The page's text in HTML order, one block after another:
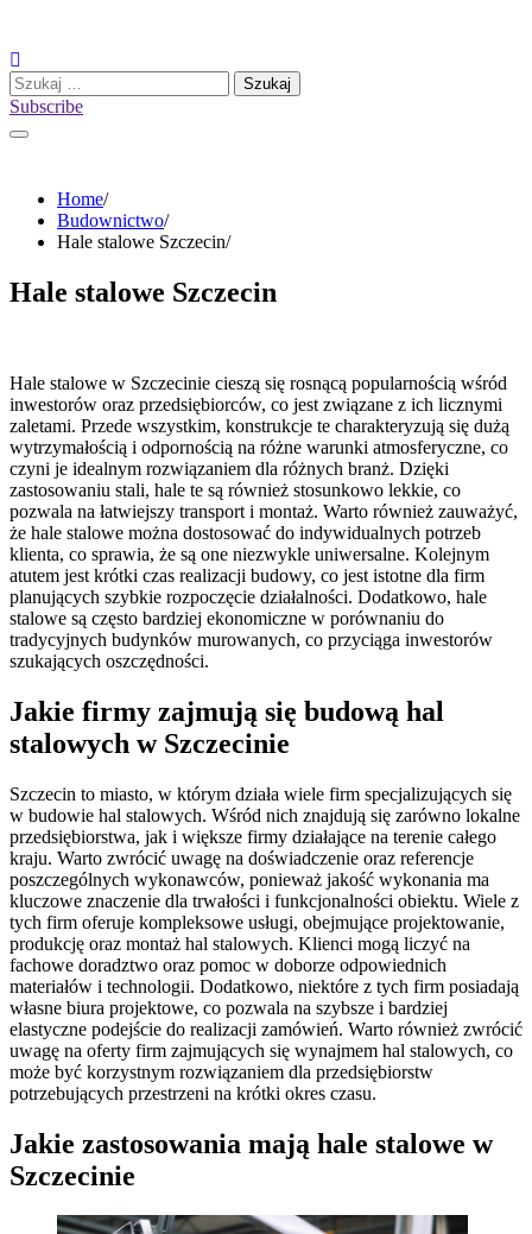
content
Szukaj:
Subscribe
Home
Budownictwo
Hale stalowe Szczecin
Hale stalowe Szczecin
Hale stalowe w Szczecinie cieszą się rosnącą popularnością wśród
inwestorów oraz przedsiębiorców, co jest związane z ich licznymi
zaletami. Przede wszystkim, konstrukcje te charakteryzują się dużą
wytrzymałością i odpornością na różne warunki atmosferyczne, co
czyni je idealnym rozwiązaniem dla różnych branż. Dzięki
zastosowaniu stali, hale te są również stosunkowo lekkie, co
pozwala na łatwiejszy transport i montaż. Warto również zauważyć,
że hale stalowe można dostosować do indywidualnych potrzeb
klienta, co sprawia, że są one niezwykle uniwersalne. Kolejnym
atutem jest krótki czas realizacji budowy, co jest istotne dla firm
planujących szybkie rozpoczęcie działalności. Dodatkowo, hale
stalowe są często bardziej ekonomiczne w porównaniu do
tradycyjnych budynków murowanych, co przyciąga inwestorów
szukających oszczędności.
Jakie firmy zajmują się budową hal
stalowych w Szczecinie
Szczecin to miasto, w którym działa wiele firm specjalizujących się
w budowie hal stalowych. Wśród nich znajdują się zarówno lokalne
przedsiębiorstwa, jak i większe firmy działające na terenie całego
kraju. Warto zwrócić uwagę na doświadczenie oraz referencje
poszczególnych wykonawców, ponieważ jakość wykonania ma
kluczowe znaczenie dla trwałości i funkcjonalności obiektu. Wiele z
tych firm oferuje kompleksowe usługi, obejmujące projektowanie,
produkcję oraz montaż hal stalowych. Klienci mogą liczyć na
fachowe doradztwo oraz pomoc w doborze odpowiednich
materiałów i technologii. Dodatkowo, niektóre z tych firm posiadają
własne biura projektowe, co pozwala na szybsze i bardziej
elastyczne podejście do realizacji zamówień. Warto również zwrócić
uwagę na oferty firm zajmujących się wynajmem hal stalowych, co
może być korzystnym rozwiązaniem dla przedsiębiorstw
potrzebujących przestrzeni na krótki okres czasu.
Jakie zastosowania mają hale stalowe w
Szczecinie